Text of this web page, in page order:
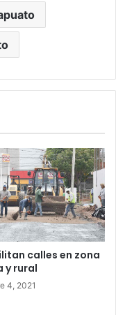
calles en zona
y rural
4, 2021